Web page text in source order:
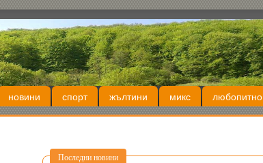
новини спорт жълтини микс любопитно
Последни новини